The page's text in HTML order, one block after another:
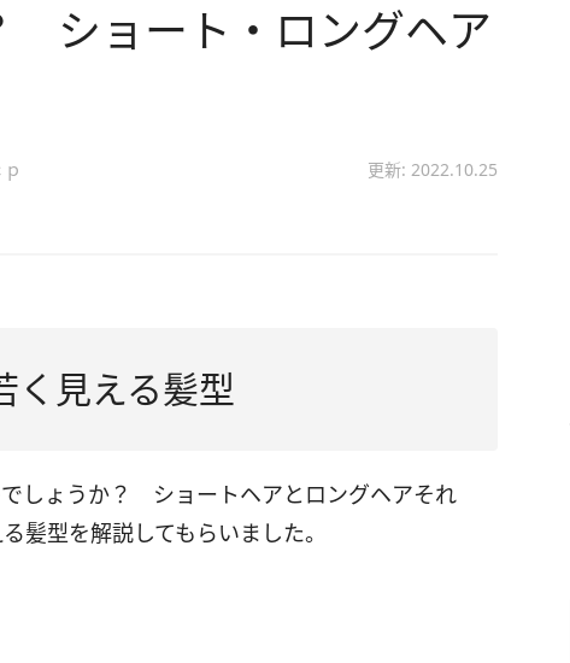
ショート・ロングヘア
更新: 2022.10.25
く見える髪型
しょうか？ ショートヘアとロングヘアそれ
髪型を解説してもらいました。